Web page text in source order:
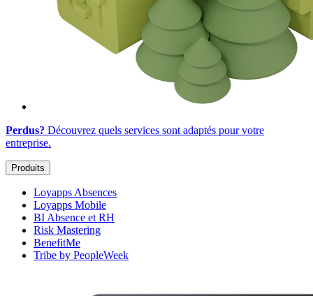
Perdus? Découvrez quels services sont adaptés pour votre
entreprise.
Produits
Loyapps Absences
Loyapps Mobile
BI Absence et RH
Risk Mastering
BenefitMe
Tribe by PeopleWeek